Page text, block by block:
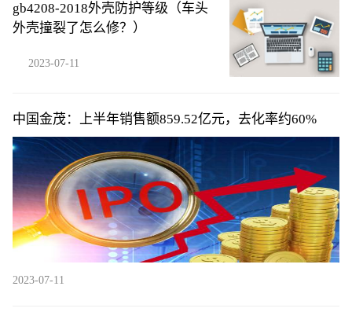
gb4208-2018外壳防护等级（车头
外壳撞裂了怎么修？）
2023-07-11
中国金茂：上半年销售额859.52亿元，去化率约60%
2023-07-11